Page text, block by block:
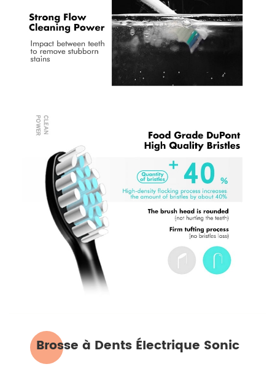
Brosse à Dents Électrique Sonic